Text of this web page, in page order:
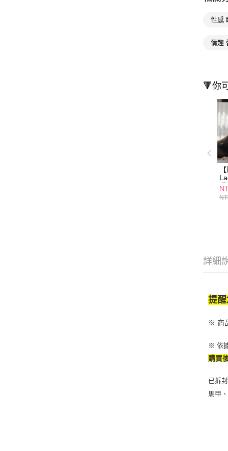
性感
情趣
🔻你
詳細
提
※ 商
※ 依
購買
已拆
馬甲